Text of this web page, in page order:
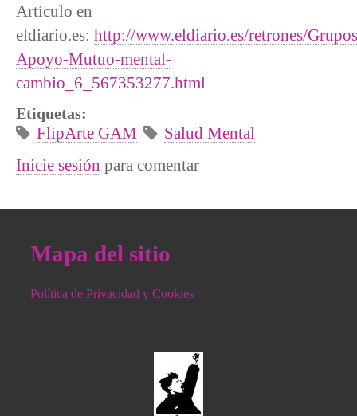
Artículo en
eldiario.es: http://www.eldiario.es/retrones/
Apoyo-Mutuo-mental-
cambio_6_567353277.html
Etiquetas:
FlipArte GAM
Salud Mental
Inicie sesión para comentar
Mapa del sitio
Política de Privacidad y Cookies